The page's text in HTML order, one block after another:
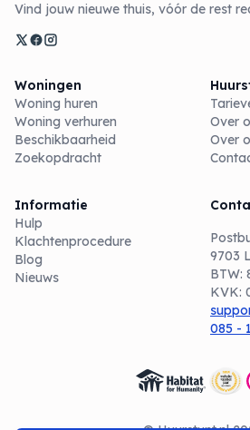
Vind jouw nieuwe thuis, vóór de rest
Woningen
Woning huren
Woning verhuren
Beschikbaarheid
Zoekopdracht
Over
Over
Informatie
Hulp
Klachtenprocedure
Blog
Nieuws
9703
BTW:
KVK:
085 -